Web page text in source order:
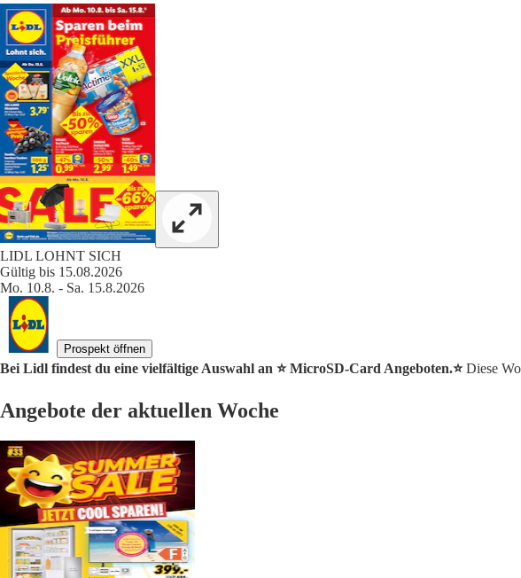
LIDL LOHNT SICH
Gültig bis 15.08.2026
Mo. 10.8. - Sa. 15.8.2026
Prospekt öffnen
Bei Lidl findest du eine vielfältige Auswahl an ⭐️ MicroSD-Card Angeboten.⭐️Diese
Angebote der aktuellen Woche